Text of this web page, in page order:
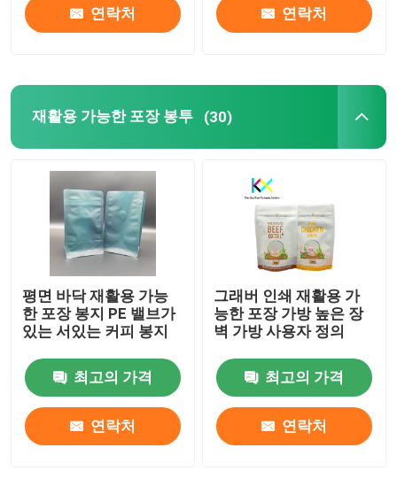
연락처 연락처
재활용 가능한 포장 봉투 (30)
평면 바닥 재활용 가능
한 포장 봉지 PE 밸브가
있는 서있는 커피 봉지
최고의 가격
연락처
그래버 인쇄 재활용 가
능한 포장 가방 높은 장
벽 가방 사용자 정의
최고의 가격
연락처